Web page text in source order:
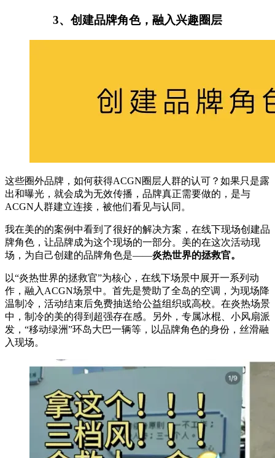
3、创建品牌角色，融入兴趣圈层
这些圈外品牌，如何获得ACGN圈层人群的认可？如果只是露
出和曝光，就会成为无效传播，品牌真正需要做的，是与
ACGN人群建立连接，被他们看见与认同。
我在美的的案例中看到了很好的解决方案，在线下现场创建品
牌角色，让品牌成为这个现场的一部分。美的在这次活动现
场，为自己创建的品牌角色是——炎热世界的拯救官。
以“炎热世界的拯救官”为核心，在线下场景中展开一系列动
作，融入ACGN场景中。首先是赞助了全岛的空调，为现场降
温制冷，活动结束后免费抽送给公益组织或高校。在炎热场景
中，制冷的美的得到超强存在感。另外，专属冰棍、小风扇派
发，“移动绿洲”环岛大巴一辆等，以品牌角色的身份，丝滑融
入现场。